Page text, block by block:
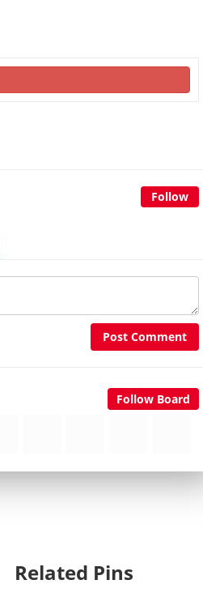
Follow
Post Comment
Follow Board
Related Pins